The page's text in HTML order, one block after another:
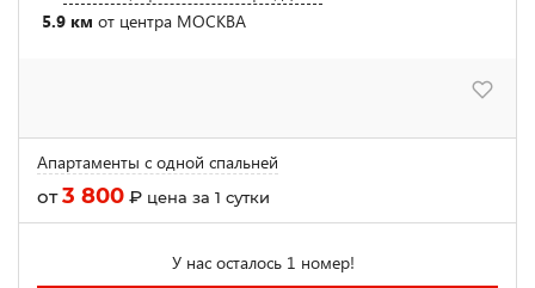
5.9 км от центра МОСКВА
Апартаменты с одной спальней
от3 800 ₽ цена за 1 сутки
У нас осталось 1 номер!